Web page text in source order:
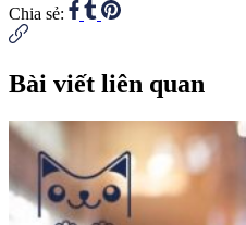
Chia sẻ:
Bài viết liên quan